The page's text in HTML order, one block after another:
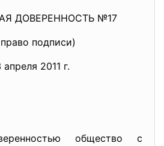
ДОВЕРЕННОСТЬ №17
подписи)
апреля 2011 г.
общество с